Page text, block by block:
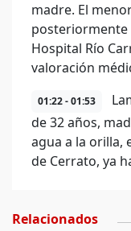
madre. El
posteriormente
Hospital Río
valoración
01:22 - 01:53
de 32 años,
agua a la orilla,
de Cerrato, ya
Relacionados